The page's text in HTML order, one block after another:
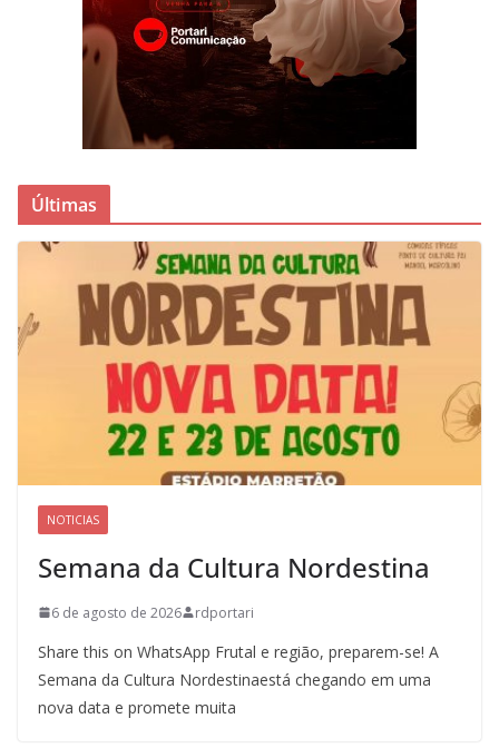
Últimas
NOTICIAS
Semana da Cultura Nordestina
6 de agosto de 2026 rdportari
Share this on WhatsApp Frutal e região, preparem-se! A
Semana da Cultura Nordestinaestá chegando em uma
nova data e promete muita